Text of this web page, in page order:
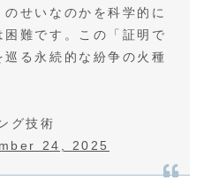
せいなのかを科学的に
難です。この「証明で
る永続的な紛争の火種
グ技術
24, 2025